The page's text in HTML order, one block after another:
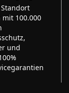
mit 100.000
und